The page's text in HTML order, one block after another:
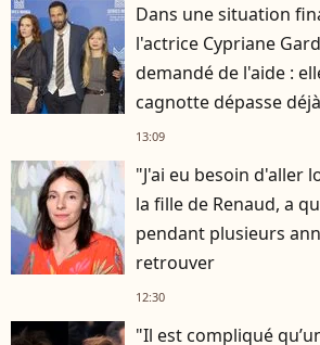
Dans une situation
l'actrice Cypriane
demandé de l'aide :
cagnotte dépasse
13:09
"J'ai eu besoin d'aller
la fille de Renaud, a
pendant plusieurs
retrouver
12:30
"Il est compliqué